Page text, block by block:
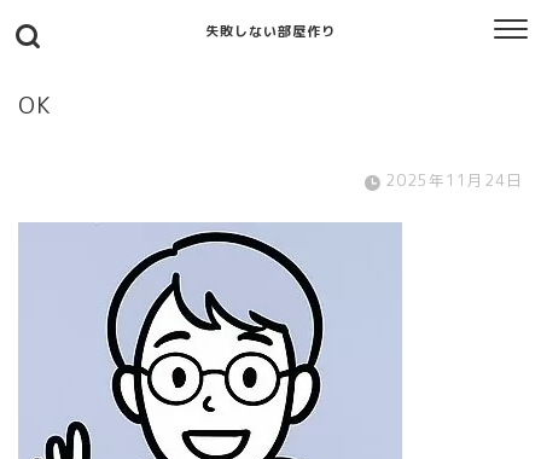
失敗しない部屋作り
OK
2025年11月24日